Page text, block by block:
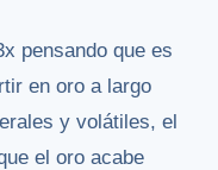
pensando que es
en oro a largo
y volátiles, el
el oro acabe